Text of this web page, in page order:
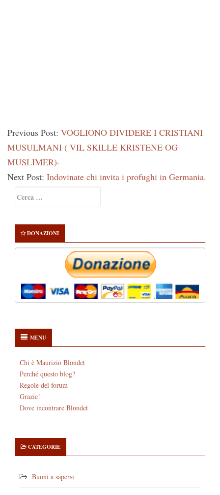
Previous Post: VOGLIONO DIVIDERE I CRISTIANI
MUSULMANI ( VIL SKILLE KRISTENE OG
MUSLIMER)-
Next Post: Indovinate chi invita i profughi in Germania.
Sidebar
per:
DONAZIONI
MENU
Chi è Maurizio Blondet
Perché questo blog?
Regole del forum
Grazie!
Dove incontrare Blondet
CATEGORIE
Buoni a sapersi